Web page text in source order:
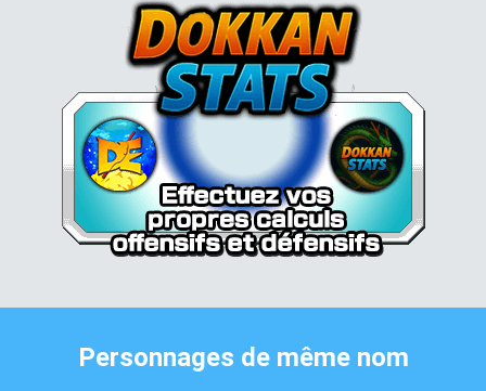
Personnages de même nom